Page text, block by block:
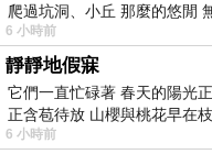
爬過坑洞、小丘 那麼的悠閒
6 小時前
靜靜地假寐
它們一直忙碌著 春天的陽光
正含苞待放 山櫻與桃花早在
6 小時前